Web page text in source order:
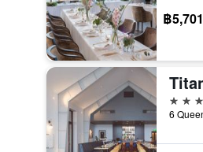
฿5,701
4 ดาว